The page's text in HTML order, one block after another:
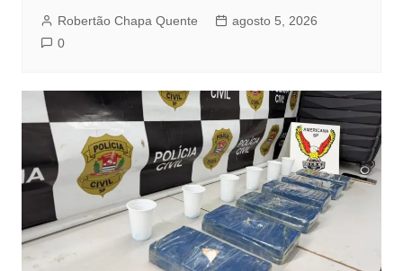
Robertão Chapa Quente
agosto 5, 2026
0